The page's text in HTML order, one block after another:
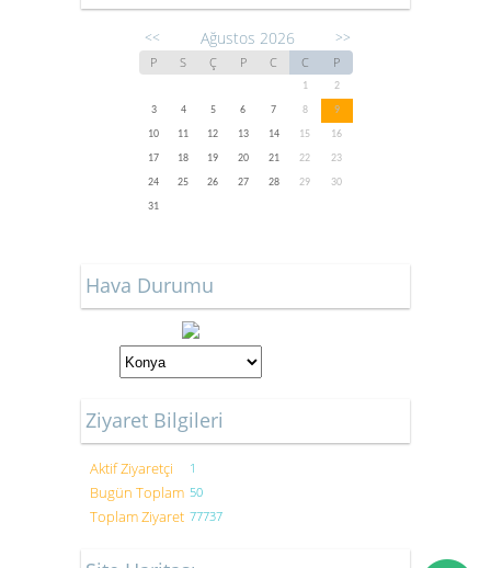
<< Ağustos 2026 >>
P S Ç P C C P
1
2
3
4 5 6 7 8
9
10
11 12 13 14 15
16
17
18 19 20 21 22
23
24
25 26 27 28 29
30
31
Hava Durumu
Ziyaret Bilgileri
Aktif Ziyaretçi 1
Bugün Toplam 50
Toplam Ziyaret 77737